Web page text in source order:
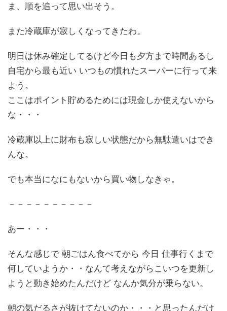
ま、順を追って思い出そう。
また冷蔵庫が寂しくなってきたわ。
明日は休み確定してるけど今日も夕方まで時間あるし
自宅から最も近い いつもの慣れたスーパーに行って来
よう。
ここはポイント貯めるためには現金しか使えないから
な・・・
冷蔵庫以上に財布も寂しい状態だから無駄遣いはでき
んな。
でも本当になにもないから買い物しなきゃ。
－－－－－－－－－－
あー・・・
そんな感じで 朝ごはん食べてから 今日 仕事行くまで
何していようか・・なんて考えながらこいつを更新し
ようと動き始めたんだけど なんか気分が乗らない。
朝の気だるさが抜けてないのか・・・と思ったんだけ